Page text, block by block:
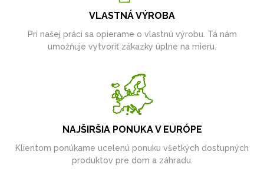
VLASTNÁ VÝROBA
Pri našej práci sa opierame o vlastnú výrobu. Tá nám
umožňuje vytvoriť zákazky úplne na mieru.
NAJŠIRŠIA PONUKA V EURÓPE
Klientom ponúkame ucelenú ponuku všetkých dostupných
produktov pre dom a záhradu.